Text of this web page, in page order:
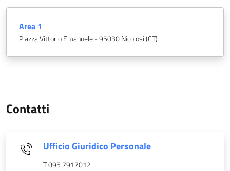
Area 1
Piazza Vittorio Emanuele - 95030 Nicolosi (CT)
Contatti
Ufficio Giuridico Personale
T 095 7917012